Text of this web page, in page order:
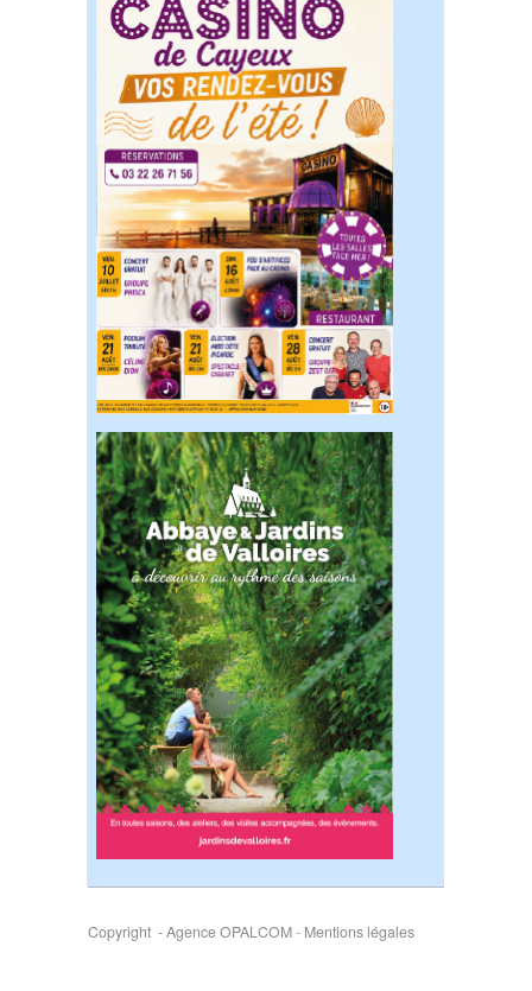
Copyright - Agence OPALCOM- Mentions légales